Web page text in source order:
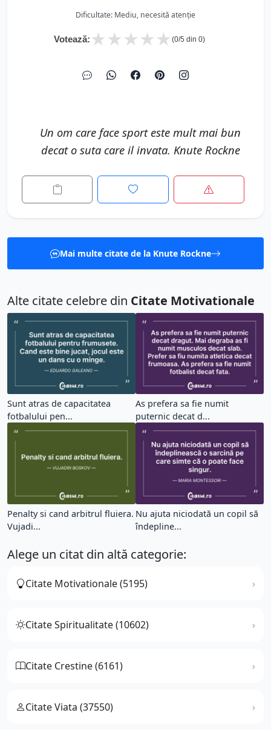
Dificultate: Mediu, necesită atenție
Votează: ★
★
★
★
★ (0/5 din 0)
Un om care face sport este mult mai bun
decat o suta care il invata. Knute Rockne
Mai multe citate de la Knute Rockne
Alte citate celebre din Citate Motivationale
Sunt atras de capacitatea
fotbalului pen...
As prefera sa fie numit
puternic decat d...
Penalty si cand arbitrul fluiera.
Vujadi...
Nu ajuta niciodată un copil să
îndepline...
Alege un citat din altă categorie:
Citate Motivationale (5195)
Citate Spiritualitate (10602)
Citate Crestine (6161)
Citate Viata (37550)